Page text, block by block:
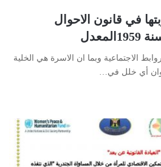
في قانون الاحوال
الاجتماعية وبما ان الاسرة هي الخلية
وان أي خلل في…